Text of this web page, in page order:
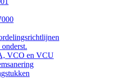
VCO en VCU